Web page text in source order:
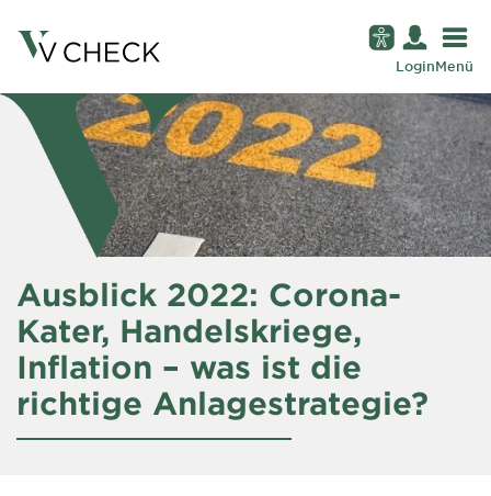
LoginMenü
Ausblick 2022: Corona-
Kater, Handelskriege,
Inflation – was ist die
richtige Anlagestrategie?